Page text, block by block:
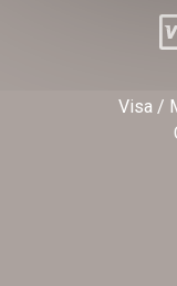
Visa /